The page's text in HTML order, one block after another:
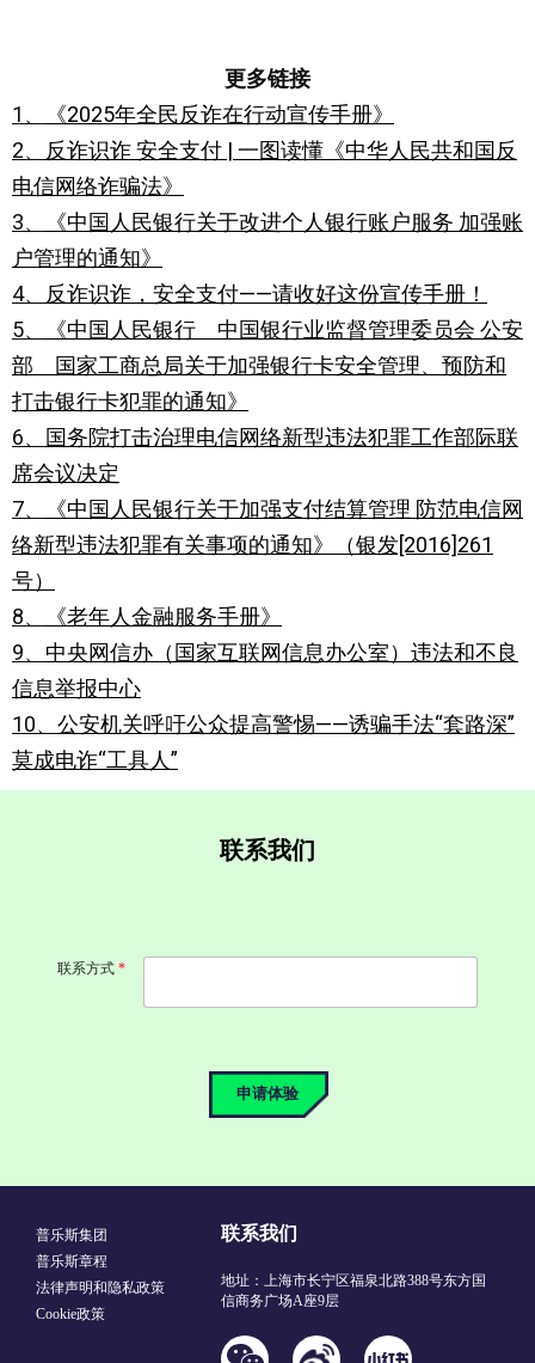
更多链接
1、
《2025年全民反诈在行动宣传手册》
2、 反诈识诈 安全支付 | 一图读懂《中华人民共和国反
电信网络诈骗法》
3、
《中国人民银行关于改进个人银行账户服务 加强账
户管理的通知》
4、 反诈识诈，安全支付——请收好这份宣传手册！
5、
《中国人民银行 中国银行业监督管理委员会 公安
部 国家工商总局关于加强银行卡安全管理、预防和
打击银行卡犯罪的通知》
6、 国务院打击治理电信网络新型违法犯罪工作部际联
席会议决定
7、
《中国人民银行关于加强支付结算管理 防范电信网
络新型违法犯罪有关事项的通知》（银发[2016]261
号）
8、
《老年人金融服务手册》
9、 中央网信办（国家互联网信息办公室）违法和不良
信息举报中心
10、 公安机关呼吁公众提高警惕——诱骗手法“套路深”
莫成电诈“工具人”
联系我们
联系方式*
申请体验
普乐斯集团
普乐斯章程
法律声明和隐私政策
Cookie政策
联系我们
地址：上海市长宁区福泉北路388号东方国
信商务广场A座9层